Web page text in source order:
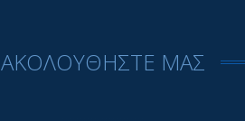
ΑΚΟΛΟΥΘΗΣΤΕ ΜΑΣ